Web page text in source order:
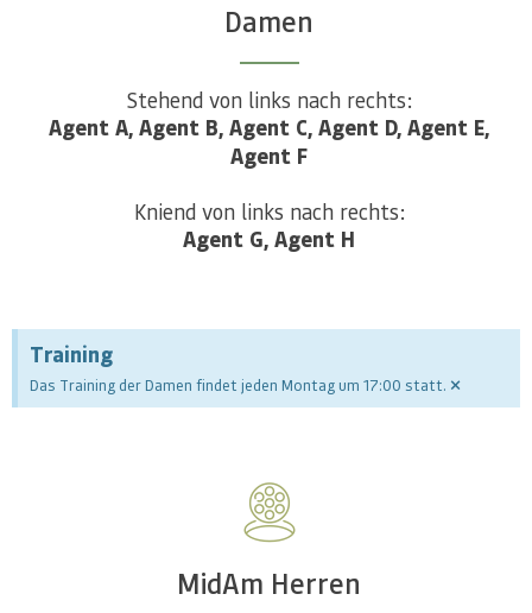
Damen
Agent A, Agent B, Agent C, Agent D, Agent E,
Agent F
Agent G, Agent H
Training
Das Training der Damen findet jeden Montag um 17:00 statt. ×
MidAm Herren